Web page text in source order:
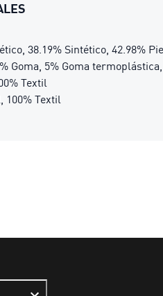
38.19% Sintético, 42.98%
Goma, 5% Goma
Textil
100% Textil